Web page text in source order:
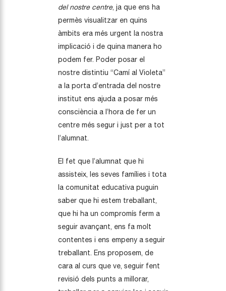
del nostre centre, ja que ens ha
permès visualitzar en quins
àmbits era més urgent la nostra
implicació i de quina manera ho
podem fer. Poder posar el
nostre distintiu “Camí al Violeta”
a la porta d’entrada del nostre
institut ens ajuda a posar més
consciència a l’hora de fer un
centre més segur i just per a tot
l’alumnat.
El fet que l’alumnat que hi
assisteix, les seves famílies i tota
la comunitat educativa puguin
saber que hi estem treballant,
que hi ha un compromís ferm a
seguir avançant, ens fa molt
contentes i ens empeny a seguir
treballant. Ens proposem, de
cara al curs que ve, seguir fent
revisió dels punts a millorar,